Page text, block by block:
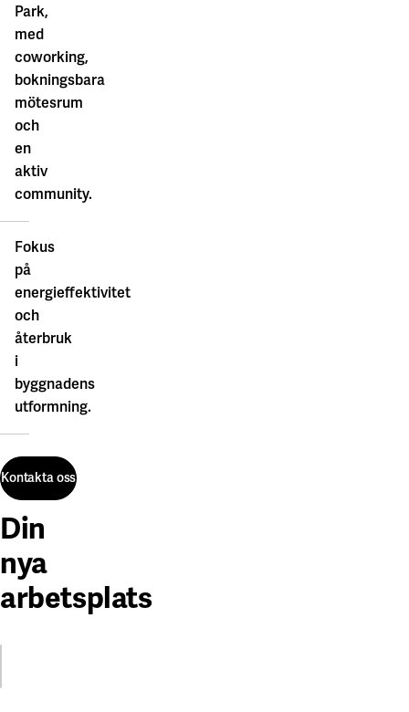
Park,
med
coworking,
bokningsbara
mötesrum
och
en
aktiv
community.
Fokus
på
energieffektivitet
och
återbruk
i
byggnadens
utformning.
Kontakta oss
Kontakta oss
Din
nya
arbetsplats